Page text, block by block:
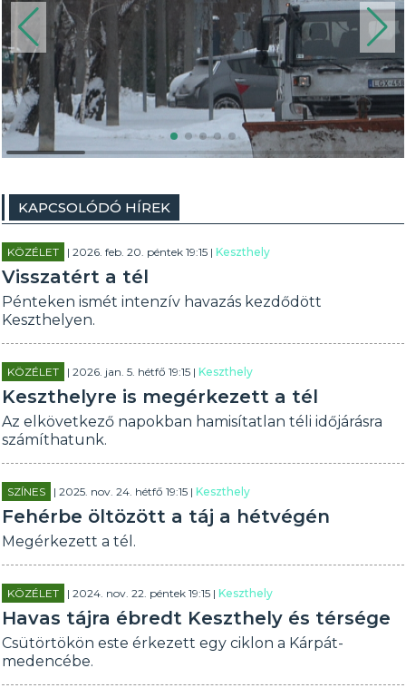
KAPCSOLÓDÓ HÍREK
KÖZÉLET | 2026. feb. 20. péntek 19:15 |Keszthely
Visszatért a tél
Pénteken ismét intenzív havazás kezdődött
Keszthelyen.
KÖZÉLET | 2026. jan. 5. hétfő 19:15 |Keszthely
Keszthelyre is megérkezett a tél
Az elkövetkező napokban hamisítatlan téli időjárásra
számíthatunk.
SZÍNES | 2025. nov. 24. hétfő 19:15 |Keszthely
Fehérbe öltözött a táj a hétvégén
Megérkezett a tél.
KÖZÉLET | 2024. nov. 22. péntek 19:15 |Keszthely
Havas tájra ébredt Keszthely és térsége
Csütörtökön este érkezett egy ciklon a Kárpát-
medencébe.